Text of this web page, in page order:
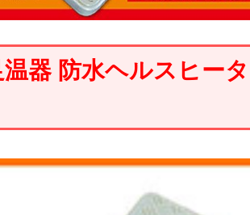
器 防水ヘルスヒー